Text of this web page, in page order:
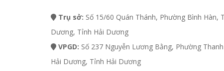
Trụ sở: Số 15/60 Quán Thánh, Phường Bình Hàn,
Dương, Tỉnh Hải Dương
VPGD: Số 237 Nguyễn Lương Bằng, Phường
Hải Dương, Tỉnh Hải Dương